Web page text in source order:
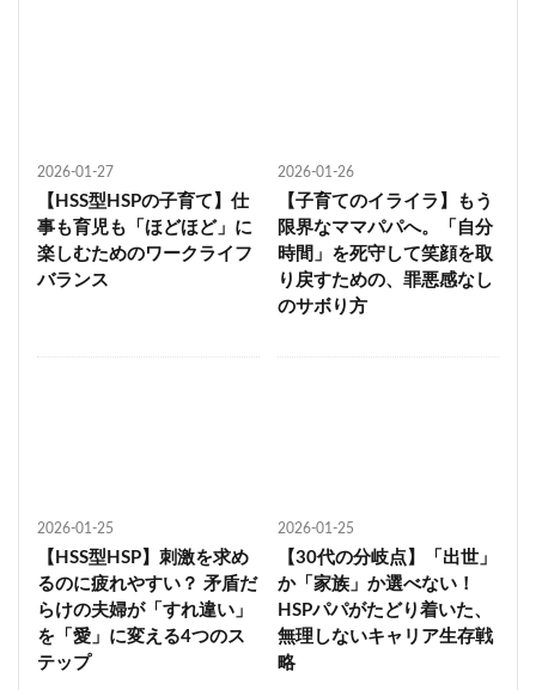
2026-01-27
【HSS型HSPの子育て】仕
事も育児も「ほどほど」に
楽しむためのワークライフ
バランス
2026-01-26
【子育てのイライラ】もう
限界なママパパへ。「自分
時間」を死守して笑顔を取
り戻すための、罪悪感なし
のサボり方
2026-01-25
【HSS型HSP】刺激を求め
るのに疲れやすい？ 矛盾だ
らけの夫婦が「すれ違い」
を「愛」に変える4つのス
テップ
2026-01-25
【30代の分岐点】「出世」
か「家族」か選べない！
HSPパパがたどり着いた、
無理しないキャリア生存戦
略